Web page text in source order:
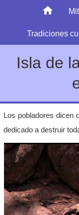
Tradiciones
Isla de
Los pobladores dicen
dedicado a destruir